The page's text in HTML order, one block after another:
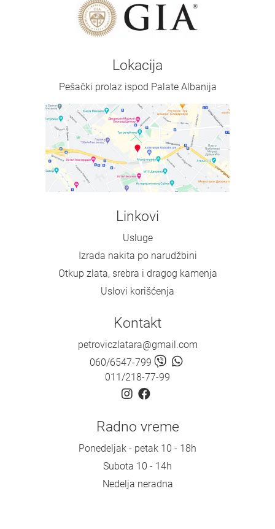
Lokacija
Pešački prolaz ispod Palate Albanija
Linkovi
Usluge
Izrada nakita po narudžbini
Otkup zlata, srebra i dragog kamenja
Uslovi korišćenja
Kontakt
petroviczlatara@gmail.com
060/6547-799
011/218-77-99
Radno vreme
Ponedeljak - petak 10 - 18h
Subota 10 - 14h
Nedelja neradna